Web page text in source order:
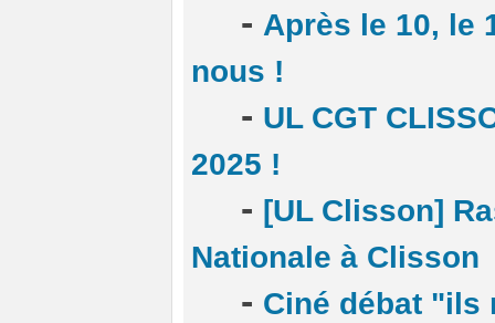
- Après le 10, le
nous !
- UL CGT
2025 !
- [UL Clisson]
Nationale à Clisson
- Ciné débat "ils